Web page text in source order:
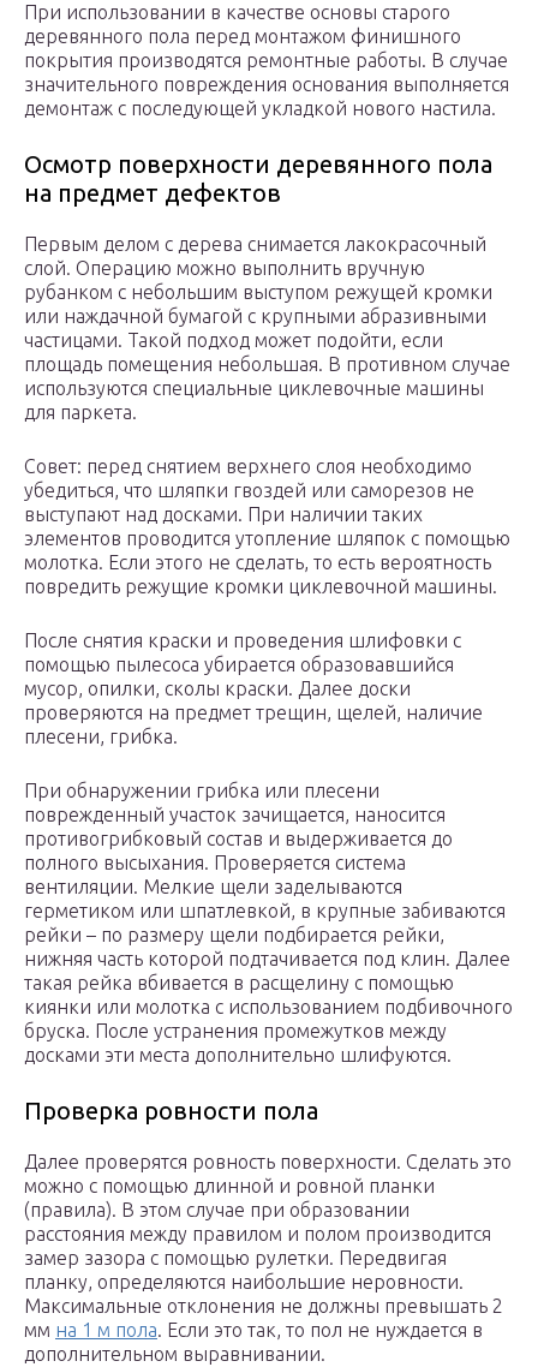
При использовании в качестве основы старого
деревянного пола перед монтажом финишного
покрытия производятся ремонтные работы. В случае
значительного повреждения основания выполняется
демонтаж с последующей укладкой нового настила.
Осмотр поверхности деревянного пола
на предмет дефектов
Первым делом с дерева снимается лакокрасочный
слой. Операцию можно выполнить вручную
рубанком с небольшим выступом режущей кромки
или наждачной бумагой с крупными абразивными
частицами. Такой подход может подойти, если
площадь помещения небольшая. В противном случае
используются специальные циклевочные машины
для паркета.
Совет: перед снятием верхнего слоя необходимо
убедиться, что шляпки гвоздей или саморезов не
выступают над досками. При наличии таких
элементов проводится утопление шляпок с помощью
молотка. Если этого не сделать, то есть вероятность
повредить режущие кромки циклевочной машины.
После снятия краски и проведения шлифовки с
помощью пылесоса убирается образовавшийся
мусор, опилки, сколы краски. Далее доски
проверяются на предмет трещин, щелей, наличие
плесени, грибка.
При обнаружении грибка или плесени
поврежденный участок зачищается, наносится
противогрибковый состав и выдерживается до
полного высыхания. Проверяется система
вентиляции. Мелкие щели заделываются
герметиком или шпатлевкой, в крупные забиваются
рейки – по размеру щели подбирается рейки,
нижняя часть которой подтачивается под клин. Далее
такая рейка вбивается в расщелину с помощью
киянки или молотка с использованием подбивочного
бруска. После устранения промежутков между
досками эти места дополнительно шлифуются.
Проверка ровности пола
Далее проверятся ровность поверхности. Сделать это
можно с помощью длинной и ровной планки
(правила). В этом случае при образовании
расстояния между правилом и полом производится
замер зазора с помощью рулетки. Передвигая
планку, определяются наибольшие неровности.
Максимальные отклонения не должны превышать 2
мм на 1 м пола. Если это так, то пол не нуждается в
дополнительном выравнивании.